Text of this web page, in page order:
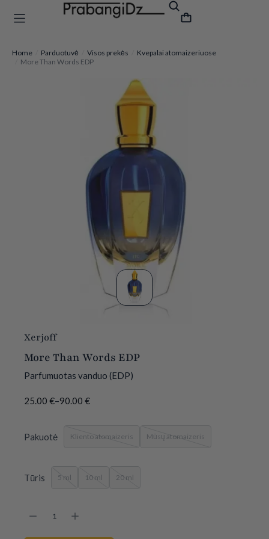
You are here:
Home Parduotuvė Visos prekės
Kvepalai atomaizeriuose
More Than Words EDP
Xerjoff
More Than Words EDP
Parfumuotas vanduo (EDP)
25.00 €–90.00 €
Pakuotė Kliento atomaizeris Mūsų atomaizeris
Tūris 5 ml 10 ml 20 ml